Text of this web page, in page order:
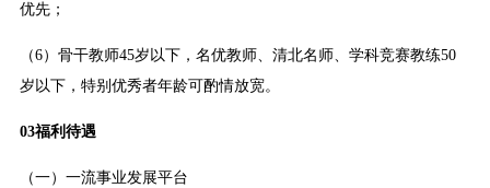
优先；
（6）骨干教师45岁以下，名优教师、清北名师、学科竞赛教练50
岁以下，特别优秀者年龄可酌情放宽。
03福利待遇
（一）一流事业发展平台